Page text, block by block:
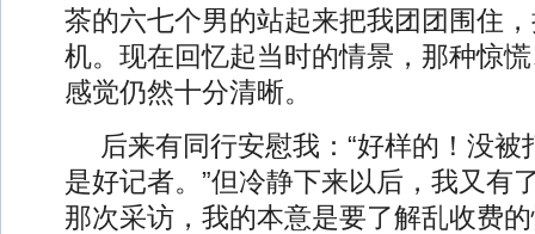
茶的六七个男的站起来把我团团围住
机。现在回忆起当时的情景，那种惊
感觉仍然十分清晰。
后来有同行安慰我：“好样的！没被
是好记者。”但冷静下来以后，我又有
那次采访，我的本意是要了解乱收费